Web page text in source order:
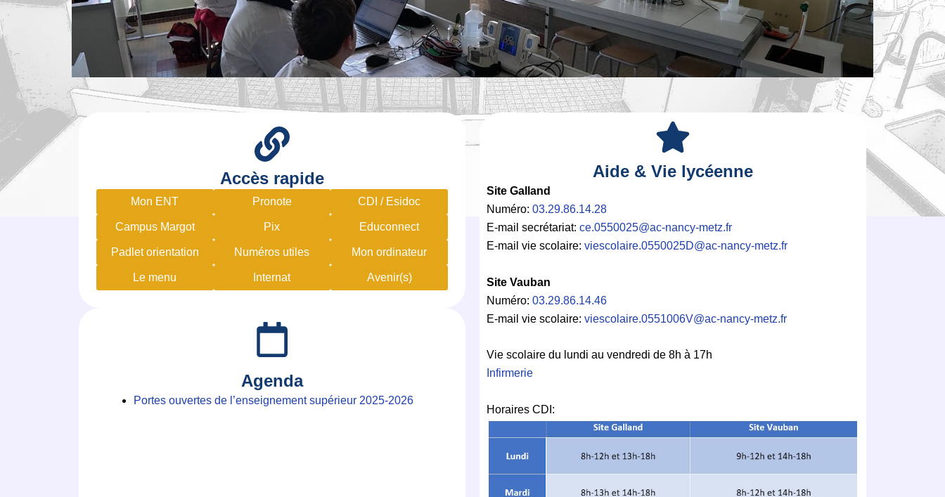
Accès rapide
Mon ENT Pronote CDI / Esidoc
Campus Margot Pix Educonnect
Padlet orientation Numéros utiles Mon ordinateur
Le menu Internat Avenir(s)
Agenda
Portes ouvertes de l’enseignement supérieur 2025-2026
Aide & Vie lycéenne
Site Galland
Numéro: 03.29.86.14.28
E-mail secrétariat: ce.0550025@ac-nancy-metz.fr
E-mail vie scolaire: viescolaire.0550025D@ac-nancy-metz.fr
Site Vauban
Numéro: 03.29.86.14.46
E-mail vie scolaire: viescolaire.0551006V@ac-nancy-metz.fr
Vie scolaire du lundi au vendredi de 8h à 17h
Infirmerie
Horaires CDI: